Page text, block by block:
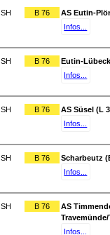
SH B 76
AS Eutin-
Infos...
SH B 76
Eutin-
Infos...
SH B 76
AS Süsel (L
Infos...
SH B 76
Scharbeutz
Infos...
SH B 76
AS
Infos...